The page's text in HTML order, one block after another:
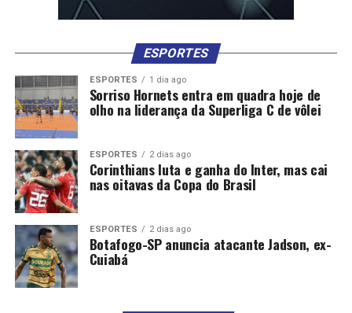
ESPORTES
ESPORTES 1 dia ago
Sorriso Hornets entra em quadra hoje de
olho na liderança da Superliga C de vôlei
ESPORTES 2 dias ago
Corinthians luta e ganha do Inter, mas cai
nas oitavas da Copa do Brasil
ESPORTES 2 dias ago
Botafogo-SP anuncia atacante Jadson, ex-
Cuiabá